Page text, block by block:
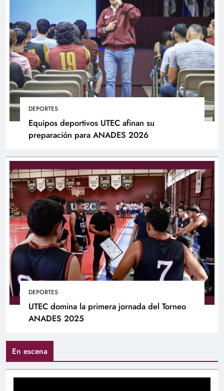
DEPORTES
Equipos deportivos UTEC afinan su
preparación para ANADES 2026
DEPORTES
UTEC domina la primera jornada del Torneo
ANADES 2025
En escena